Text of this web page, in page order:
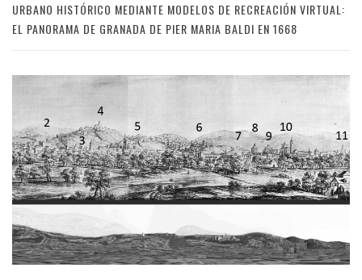
URBANO HISTÓRICO MEDIANTE MODELOS DE RECREACIÓN VIRTUAL:
EL PANORAMA DE GRANADA DE PIER MARIA BALDI EN 1668